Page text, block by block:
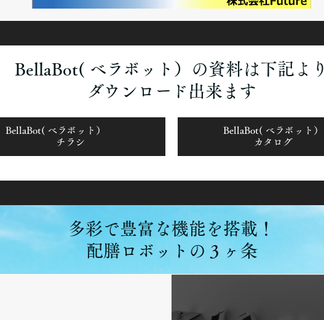
BellaBot( ベラボット）の資料は下記より
ダウンロード出来ます
BellaBot( ベラボット）
チラシ
BellaBot( ベラボット）
カタログ
多彩で豊富な機能を搭載！
配膳ロボットの３ヶ条